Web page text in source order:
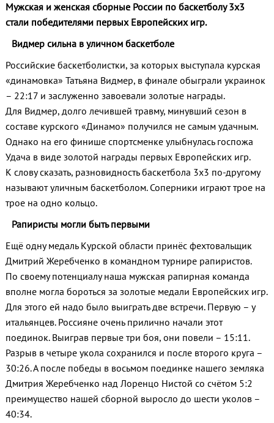
Мужская и женская сборные России по баскетболу 3х3
стали победителями первых Европейских игр.
Видмер сильна в уличном баскетболе
Российские баскетболистки, за которых выступала курская
«динамовка» Татьяна Видмер, в финале обыграли украинок
– 22:17 и заслуженно завоевали золотые награды.
Для Видмер, долго лечившей травму, минувший сезон в
составе курского «Динамо» получился не самым удачным.
Однако на его финише спортсменке улыбнулась госпожа
Удача в виде золотой награды первых Европейских игр.
К слову сказать, разновидность баскетбола 3х3 по-другому
называют уличным баскетболом. Соперники играют трое на
трое на одно кольцо.
Рапиристы могли быть первыми
Ещё одну медаль Курской области принёс фехтовальщик
Дмитрий Жеребченко в командном турнире рапиристов.
По своему потенциалу наша мужская рапирная команда
вполне могла бороться за золотые медали Европейских игр.
Для этого ей надо было выиграть две встречи. Первую – у
итальянцев. Россияне очень прилично начали этот
поединок. Выиграв первые три боя, они повели – 15:11.
Разрыв в четыре укола сохранился и после второго круга –
30:26. А после победы в восьмом поединке нашего земляка
Дмитрия Жеребченко над Лоренцо Нистой со счётом 5:2
преимущество нашей сборной выросло до шести уколов –
40:34.